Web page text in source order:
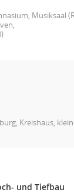
Musiksaal
Kreishaus,
und Tiefbau